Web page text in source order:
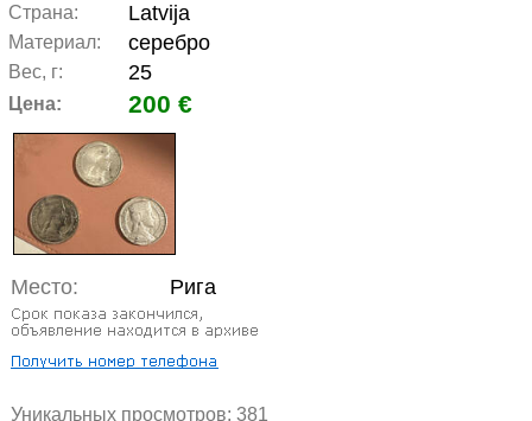
Страна: Latvija
Материал: серебро
Вес, г: 25
Цена: 200 €
Место: Рига
Уникальных просмотров: 381